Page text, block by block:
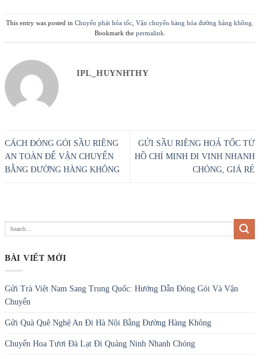
This entry was posted in Chuyển phát hỏa tốc Vận chuyển hàng hóa đường hàng không
Bookmark the permalink
IPL_HUYNHTHY
CÁCH ĐÓNG GÓI SẦU RIÊNG
AN TOÀN ĐỂ VẬN CHUYỂN
BẰNG ĐƯỜNG HÀNG KHÔNG
GỬI SẦU RIÊNG HOẢ TỐC TỪ
HỒ CHÍ MINH ĐI VINH NHANH
CHÓNG, GIÁ RẺ
BÀI VIẾT MỚI
Gửi Trà Việt Nam Sang Trung Quốc: Hướng Dẫn Đóng Gói Và Vận
Chuyển
Gửi Quà Quê Nghệ An Đi Hà Nội Bằng Đường Hàng Không
Chuyển Hoa Tươi Đà Lạt Đi Quảng Ninh Nhanh Chóng